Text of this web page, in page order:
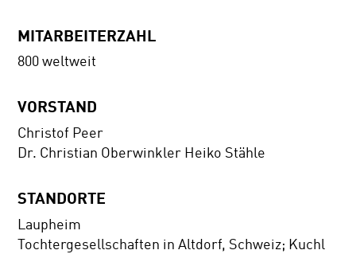
MITARBEITERZAHL
800 weltweit
VORSTAND
Christof Peer
Dr. Christian Oberwinkler Heiko Stähle
STANDORTE
Laupheim
Tochtergesellschaften in Altdorf, Schweiz; Kuchl